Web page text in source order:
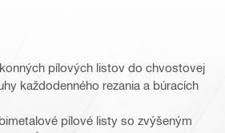
pílových listov do chvostovej
každodenného rezania a búracích
pílové listy so zvýšeným